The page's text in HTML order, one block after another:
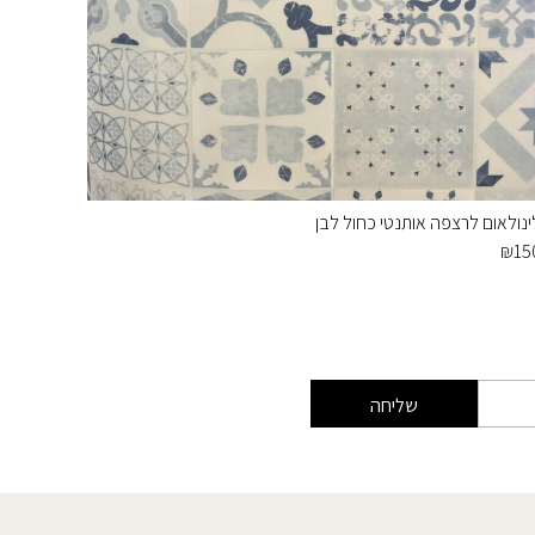
לרצפה אותנטי כחול לבן
₪
שליחה